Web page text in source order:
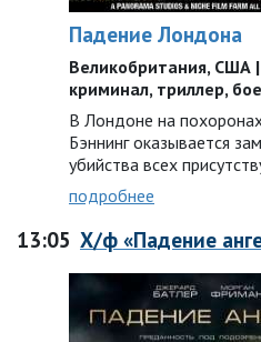
Падение Лондона
Великобритания, США
криминал, триллер,
В Лондоне на
Бэннинг оказывается
убийства всех
подробнее
13:05 Х/ф «Падение